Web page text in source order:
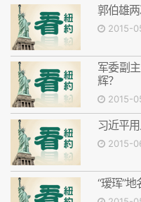
郭伯雄
2015-
军委副
辉？
2015-
习近平
2015-
“瑷珲”